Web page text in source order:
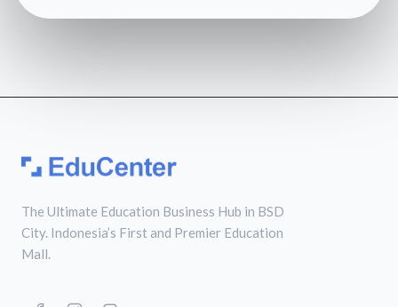
The Ultimate Education Business Hub in BSD
City. Indonesia’s First and Premier Education
Mall.